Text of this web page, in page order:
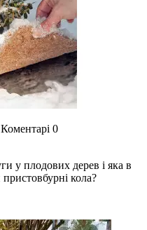
Коментарі 0
у плодових дерев і яка в
кола?